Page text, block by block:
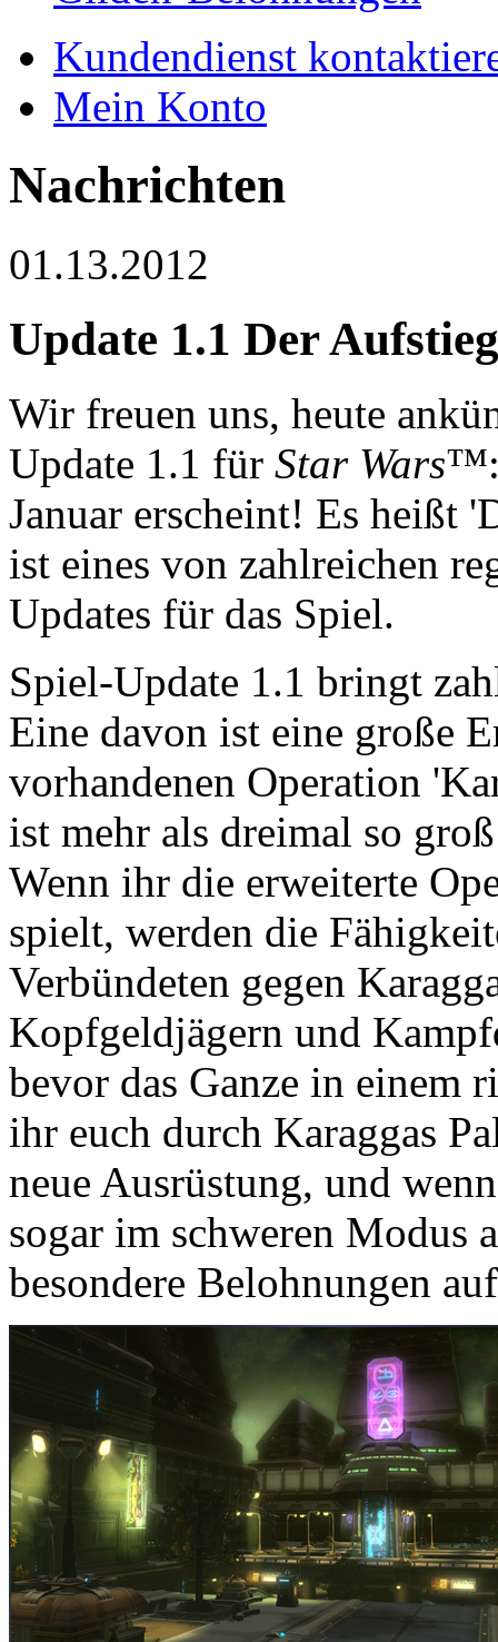
Kundendienst
Mein Konto
Nachrichten
01.13.2012
Update 1.1 Der
Wir freuen uns, heute
Update 1.1 für Star Wars™:
Januar erscheint! Es heißt
ist eines von zahlreichen
Updates für das Spiel.
Spiel-Update 1.1 bringt
Eine davon ist eine große
vorhandenen Operation
ist mehr als dreimal so
Wenn ihr die erweiterte
spielt, werden die
Verbündeten gegen
Kopfgeldjägern und
bevor das Ganze in einem
ihr euch durch Karaggas
neue Ausrüstung, und
sogar im schweren Modus
besondere Belohnungen